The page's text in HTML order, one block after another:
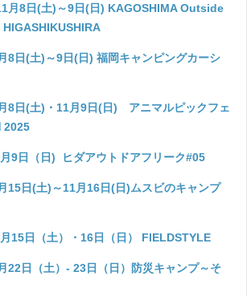
月8日(土)～9日(日) KAGOSHIMA Outside
8日(土)～9日(日) 福岡キャンピングカーシ
月8日(土)・11月9日(日) アニマルピックフェ
2025
月9日（日) ヒダアウトドアフリーク#05
15日(土)～11月16日(日)ムスビのキャンプ
月15日（土）・16日（日） FIELDSTYLE
22日（土）- 23日（日）防災キャンプ～そ